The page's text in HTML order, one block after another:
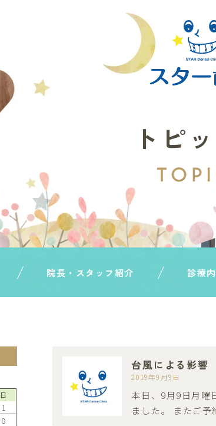
トピ
院長・スタッフ紹介 診療
台風による影
2019年9月9日
本日、9月9日月曜
ました。 またご
日
1
8